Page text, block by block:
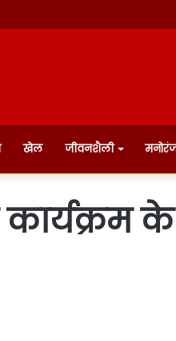
खेल जीवनशैली
के